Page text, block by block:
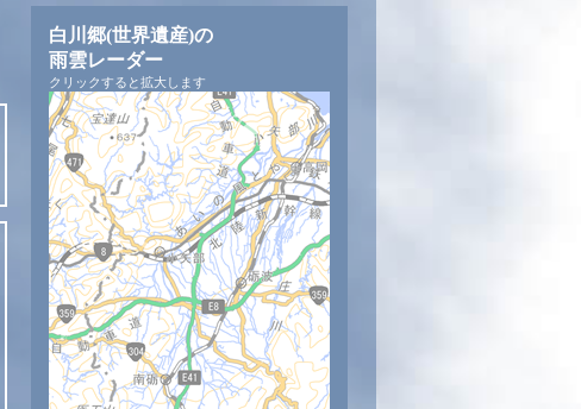
白川郷(世界遺産)の
雨雲レーダー
クリックすると拡大します